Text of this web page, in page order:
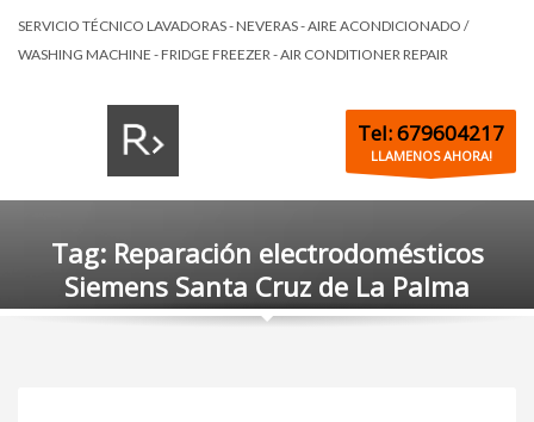
SERVICIO TÉCNICO LAVADORAS - NEVERAS - AIRE ACONDICIONADO /
WASHING MACHINE - FRIDGE FREEZER - AIR CONDITIONER REPAIR
Tel: 679604217
LLAMENOS AHORA!
Tag: Reparación electrodomésticos
Siemens Santa Cruz de La Palma